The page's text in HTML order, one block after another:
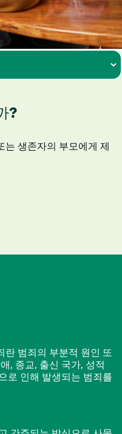
?
는 생존자의 부모에게 제
란 범죄의 부분적 원인 또
, 종교, 출신 국가, 성적
로 인해 발생되는 범죄를